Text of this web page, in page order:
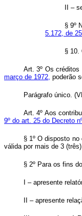
II –
§ 9º
5.172, de
§ 10.
Art. 3º Os
março de 1972, poderão
Parágrafo único.
Art. 4º Aos
9º do art. 25 do Decreto
§ 1º O disposto no
válida por mais de 3
§ 2º Para os fins
I – apresente
II – apresente